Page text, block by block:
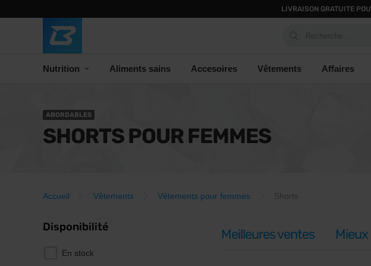
LIVRAISON GRATUITE
Nutrition Aliments sains Accesoires Vêtements Affaires
ABORDABLES
SHORTS POUR FEMMES
Accueil Vêtements Vêtements pour femmes Shorts
Disponibilité
En stock
Meilleures ventes